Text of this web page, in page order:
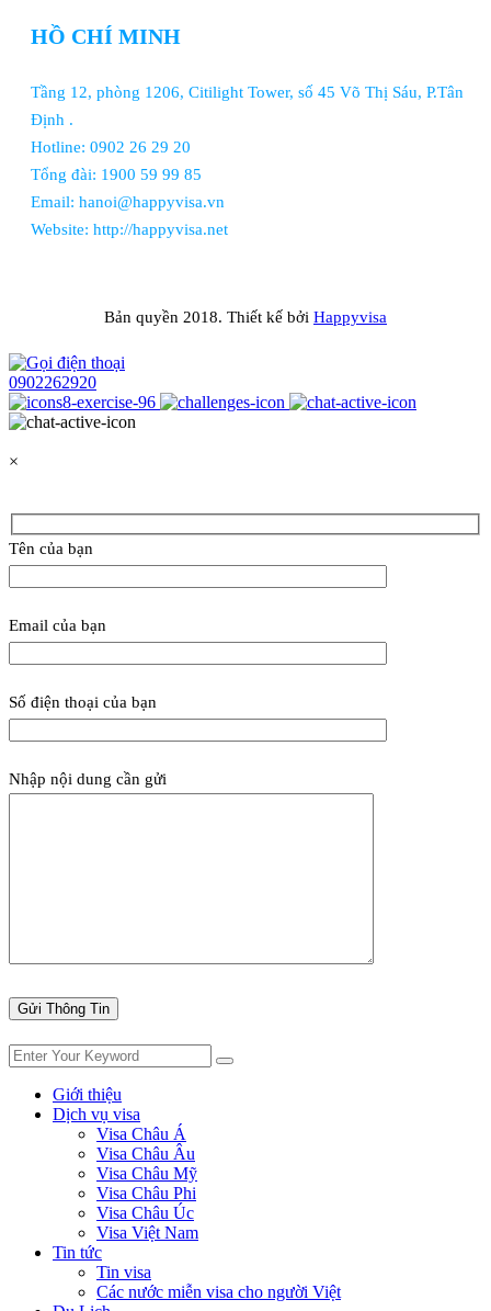
HỒ CHÍ MINH
Tầng 12, phòng 1206, Citilight Tower, số 45 Võ Thị Sáu, P.Tân
Định .
Hotline: 0902 26 29 20
Tổng đài: 1900 59 99 85
Email: hanoi@happyvisa.vn
Website: http://happyvisa.net
Bản quyền 2018. Thiết kế bởi Happyvisa
0902262920
×
Tên của bạn
Email của bạn
Số điện thoại của bạn
Nhập nội dung cần gửi
Giới thiệu
Dịch vụ visa
Visa Châu Á
Visa Châu Âu
Visa Châu Mỹ
Visa Châu Phi
Visa Châu Úc
Visa Việt Nam
Tin tức
Tin visa
Các nước miễn visa cho người Việt